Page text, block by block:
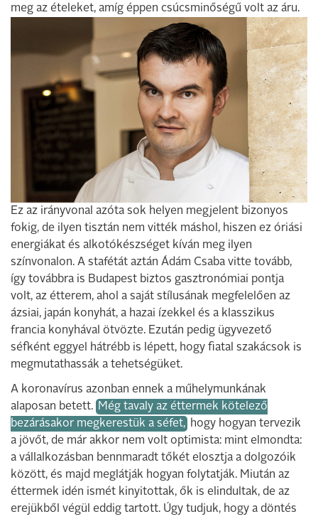
meg az ételeket, amíg éppen csúcsminőségű volt az áru.
Ez az irányvonal azóta sok helyen megjelent bizonyos
fokig, de ilyen tisztán nem vitték máshol, hiszen ez óriási
energiákat és alkotókészséget kíván meg ilyen
színvonalon. A stafétát aztán Ádám Csaba vitte tovább,
így továbbra is Budapest biztos gasztronómiai pontja
volt, az étterem, ahol a saját stílusának megfelelően az
ázsiai, japán konyhát, a hazai ízekkel és a klasszikus
francia konyhával ötvözte. Ezután pedig ügyvezető
séfként eggyel hátrébb is lépett, hogy fiatal szakácsok is
megmutathassák a tehetségüket.
A koronavírus azonban ennek a műhelymunkának
alaposan betett.
Még tavaly az éttermek kötelező
bezárásakor megkerestük a séfet, hogy hogyan tervezik
a jövőt, de már akkor nem volt optimista: mint elmondta:
a vállalkozásban bennmaradt tőkét elosztja a dolgozóik
között, és majd meglátják hogyan folytatják. Miután az
éttermek idén ismét kinyitottak, ők is elindultak, de az
erejükből végül eddig tartott. Úgy tudjuk, hogy a döntés